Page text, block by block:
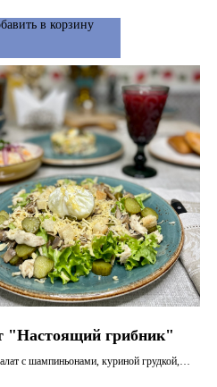
в корзину
"Настоящий грибник"
с шампиньонами, куриной грудкой,